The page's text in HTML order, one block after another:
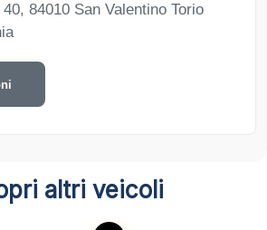
84010 San Valentino Torio
altri veicoli